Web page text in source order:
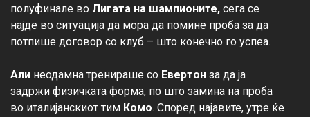
полуфинале во Лигата на шампионите, сега се
најде во ситуација да мора да помине проба за да
потпише договор со клуб – што конечно го успеа.
Али неодамна тренираше со Евертон за да ја
задржи физичката форма, по што замина на проба
во италијанскиот тим Комо. Според најавите, утре ќе